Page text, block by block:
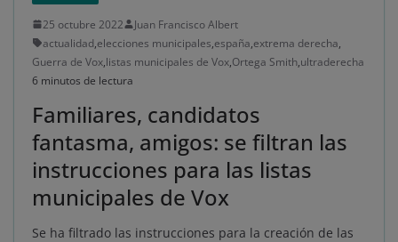
25 octubre 2022
Juan Francisco Albert
actualidad,elecciones municipales,españa,extrema derecha,
Guerra de Vox,listas municipales de Vox,Ortega Smith,ultraderecha
6 minutos de lectura
Familiares, candidatos
fantasma, amigos: se filtran las
instrucciones para las listas
municipales de Vox
Se ha filtrado las instrucciones para la creación de las